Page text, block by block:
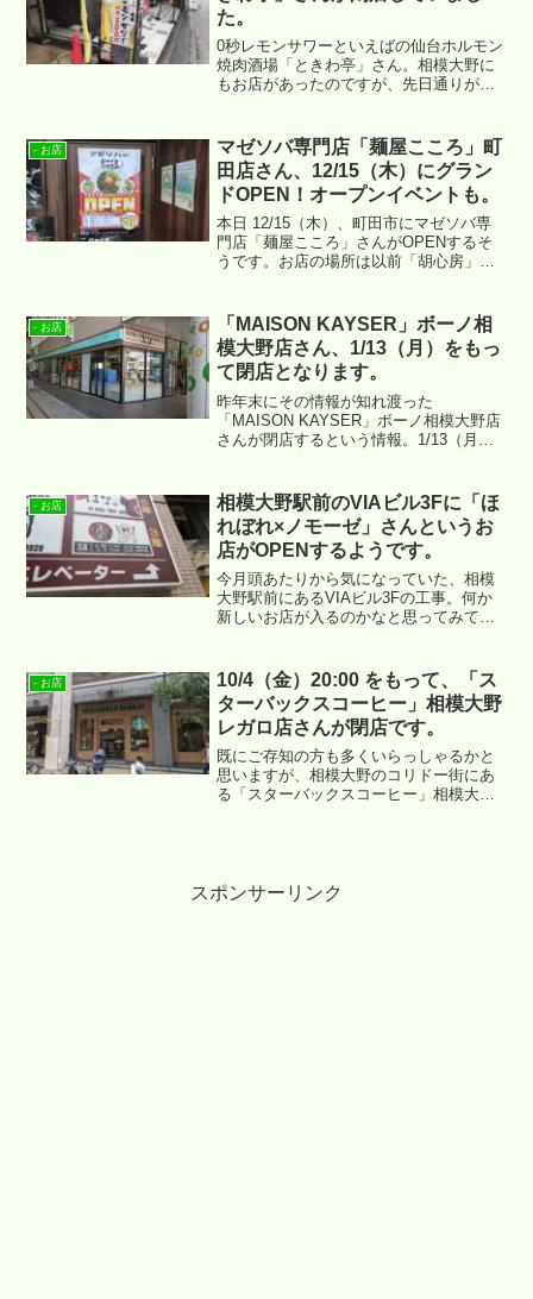
た。
0秒レモンサワーといえばの仙台ホルモン
焼肉酒場「ときわ亭」さん。相模大野に
もお店があったのですが、先日通りがか
- お店
マゼソバ専門店「麺屋こころ」町
田店さん、12/15（木）にグラン
ドOPEN！オープンイベントも。
本日 12/15（木）、町田市にマゼソバ専
門店「麺屋こころ」さんがOPENするそ
うです。お店の場所は以前「胡心房」さ
- お店
「MAISON KAYSER」ボーノ相
模大野店さん、1/13（月）をもっ
て閉店となります。
昨年末にその情報が知れ渡った
「MAISON KAYSER」ボーノ相模大野店
さんが閉店するという情報。1/13（月）
- お店
相模大野駅前のVIAビル3Fに「ほ
れぼれ×ノモーゼ」さんというお
店がOPENするようです。
今月頭あたりから気になっていた、相模
大野駅前にあるVIAビル3Fの工事。何か
新しいお店が入るのかなと思ってみてお
- お店
10/4（金）20:00 をもって、「ス
ターバックスコーヒー」相模大野
レガロ店さんが閉店です。
既にご存知の方も多くいらっしゃるかと
思いますが、相模大野のコリドー街にあ
る「スターバックスコーヒー」相模大野
スポンサーリンク